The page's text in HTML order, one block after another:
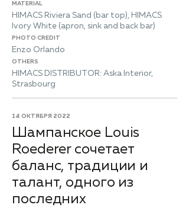
MATERIAL
HIMACS Riviera Sand (bar top), HIMACS
Ivory White (apron, sink and back bar)
PHOTO CREDIT
Enzo Orlando
OTHERS
HIMACS DISTRIBUTOR: Aska Interior,
Strasbourg
14 ОКТЯБРЯ 2022
Шампанское Louis
Roederer сочетает
баланс, традиции и
талант, одного из
последних